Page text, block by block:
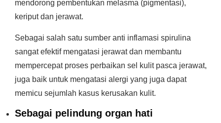
mendorong pembentukan melasma (pigmentasi),
keriput dan jerawat.
Sebagai salah satu sumber anti inflamasi spirulina
sangat efektif mengatasi jerawat dan membantu
mempercepat proses perbaikan sel kulit pasca jerawat,
juga baik untuk mengatasi alergi yang juga dapat
memicu sejumlah kasus kerusakan kulit.
Sebagai pelindung organ hati